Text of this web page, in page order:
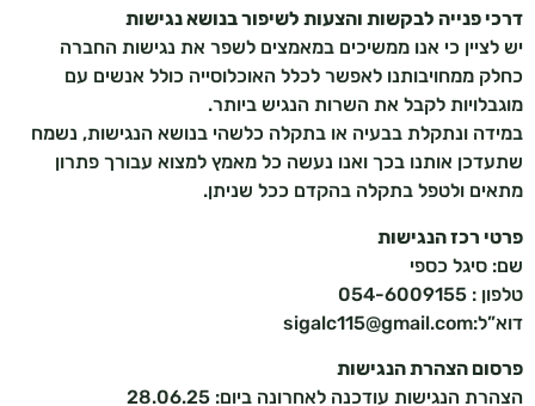
דרכי פנייה לבקשות והצעות לשיפור בנושא נגישות
יש לציין כי אנו ממשיכים במאמצים לשפר את נגישות החברה
כחלק ממחויבותנו לאפשר לכלל האוכלוסייה כולל אנשים עם
מוגבלויות לקבל את השרות הנגיש ביותר.
במידה ונתקלת בבעיה או בתקלה כלשהי בנושא הנגישות, נשמח
שתעדכן אותנו בכך ואנו נעשה כל מאמץ למצוא עבורך פתרון
מתאים ולטפל בתקלה בהקדם ככל שניתן.
פרטי רכז הנגישות
שם: סיגל כספי
טלפון : 054-6009155
דוא”ל:sigalc115@gmail.com
פרסום הצהרת הנגישות
הצהרת הנגישות עודכנה לאחרונה ביום: 28.06.25